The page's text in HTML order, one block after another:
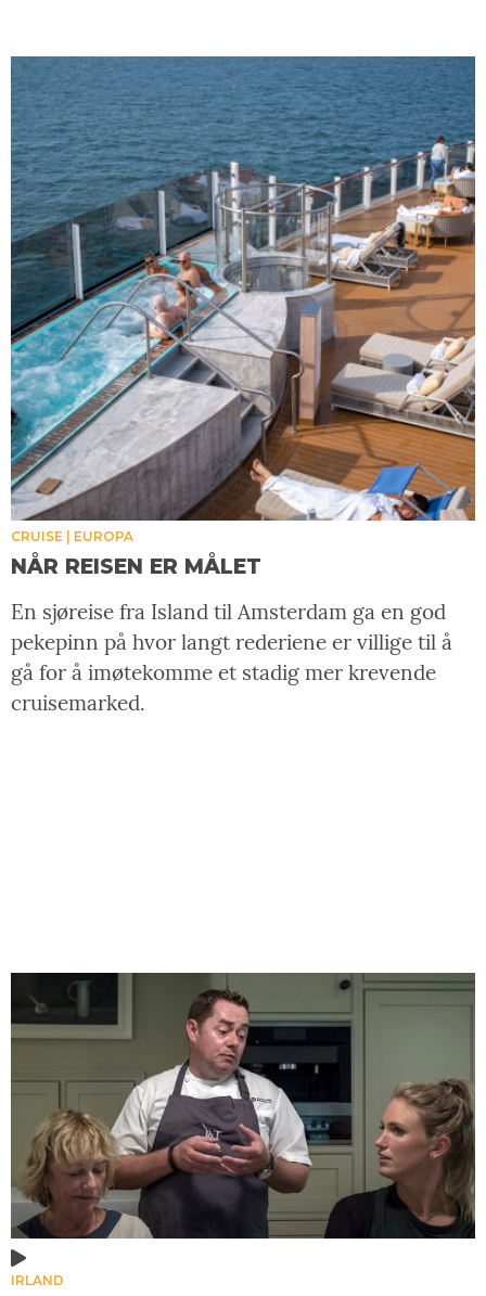
CRUISE EUROPA
NÅR REISEN ER MÅLET
En sjøreise fra Island til Amsterdam ga en god
pekepinn på hvor langt rederiene er villige til å
gå for å imøtekomme et stadig mer krevende
cruisemarked.
IRLAND